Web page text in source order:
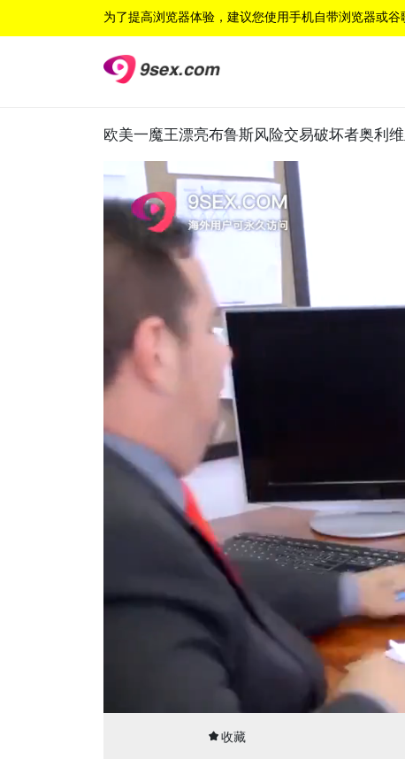
为了提高浏览器体验，建议您使用手机自带浏览器或谷
欧美一魔王漂亮布鲁斯风险交易破坏者奥利
00:09
收藏